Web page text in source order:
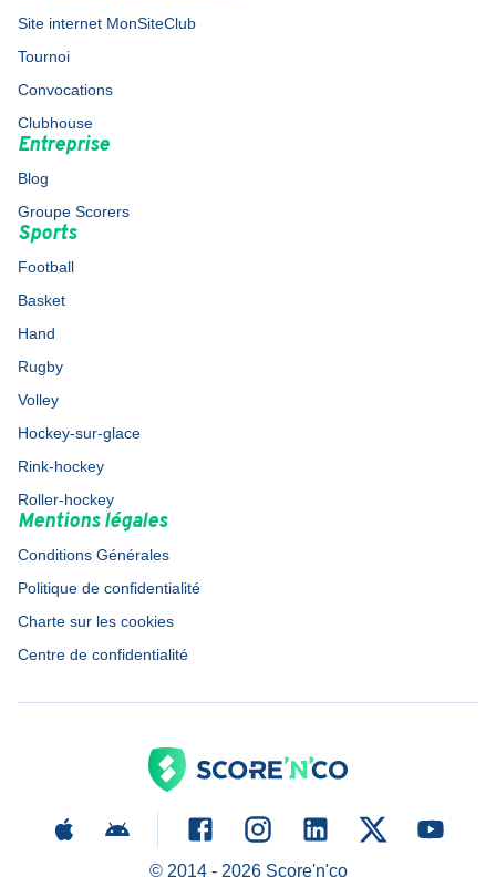
Site internet MonSiteClub
Tournoi
Convocations
Clubhouse
Entreprise
Blog
Groupe Scorers
Sports
Football
Basket
Hand
Rugby
Volley
Hockey-sur-glace
Rink-hockey
Roller-hockey
Mentions légales
Conditions Générales
Politique de confidentialité
Charte sur les cookies
Centre de confidentialité
© 2014 - 2026Score'n'co